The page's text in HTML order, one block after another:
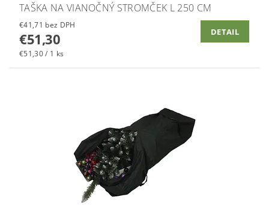
TAŠKA NA VIANOČNÝ STROMČEK L 250 CM
€41,71 bez DPH
€51,30
€51,30 / 1 ks
DETAIL